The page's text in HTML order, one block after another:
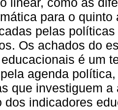
para o
pelas
Os achados do
é um
agenda
que investiguem
dos indicadores